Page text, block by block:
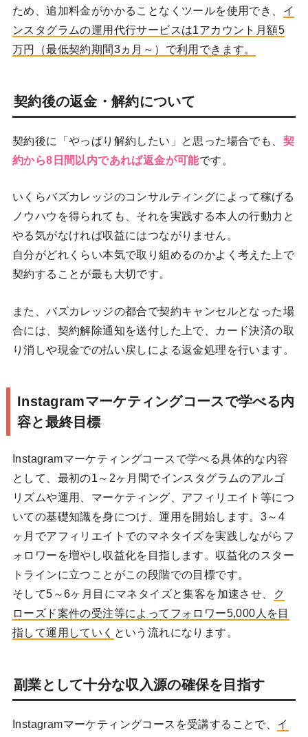
ため、追加料金がかかることなくツールを使用でき、 イ
ンスタグラムの運用代行サービスは1アカウント月額5
万円（最低契約期間3ヵ月～）で利用できます。
契約後の返金・解約について
契約後に「やっぱり解約したい」と思った場合でも、 契
約から8日間以内であれば返金が可能です。
いくらバズカレッジのコンサルティングによって稼げる
ノウハウを得られても、それを実践する本人の行動力と
やる気がなければ収益にはつながりません。
自分がどれくらい本気で取り組めるのかよく考えた上で
契約することが最も大切です。
また、バズカレッジの都合で契約キャンセルとなった場
合には、契約解除通知を送付した上で、カード決済の取
り消しや現金での払い戻しによる返金処理を行います。
Instagramマーケティングコースで学べる内
容と最終目標
Instagramマーケティングコースで学べる具体的な内容
として、最初の1～2ヶ月間でインスタグラムのアルゴ
リズムや運用、マーケティング、アフィリエイト等につ
いての基礎知識を身につけ、運用を開始します。3～4
ヶ月でアフィリエイトでのマネタイズを実践しながらフ
ォロワーを増やし収益化を目指します。収益化のスター
トラインに立つことがこの段階での目標です。
そして5～6ヶ月目にマネタイズと集客を加速させ、
ク
ローズド案件の受注等によってフォロワー5,000人を目
指して運用していく という流れになります。
副業として十分な収入源の確保を目指す
Instagramマーケティングコースを受講することで、 イ